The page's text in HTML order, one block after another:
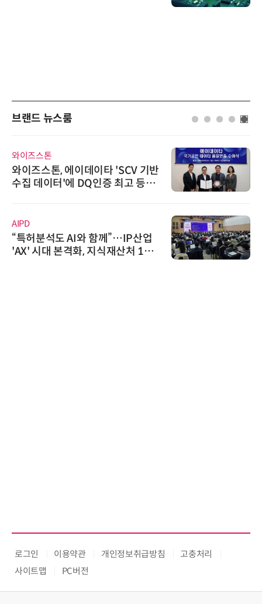
브랜드 뉴스룸
와이즈스톤
와이즈스톤, 에이데이타 'SCV 기반
수집 데이터'에 DQ인증 최고 등급
AIPD
“특허분석도 AI와 함께”…IP산업
'AX' 시대 본격화, 지식재산처 1호
로그인 이용약관 개인정보취급방침
고충처리
사이트맵
PC버전